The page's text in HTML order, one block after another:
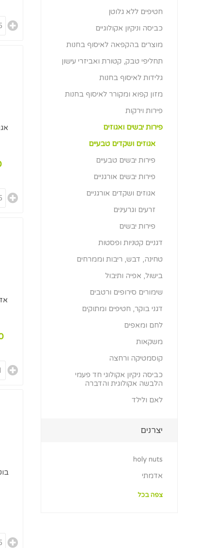
חטיפים ללא גלוטן
כביסה וניקיון אקולוגיים
מוצרים בהקפאה לאיסוף בחנות
תחליפי טבק, קטורת ואביזרי עישון
גלידות לאיסוף בחנות
מזון קפוא ומקורר לאיסוף בחנות
פירות וירקות
פירות יבשים ואגוזים
אגוזים ושקדים טבעיים
פירות יבשים טבעיים
פירות יבשים אורגניים
אגוזים ושקדים אורגניים
זרעים וגרעינים
פירות יבשים
דגניים קטניות ופסטות
טחינה, דבש, ריבות וממרחים
בישול, אפיה ותיבול
שימורים סירופים ורטבים
דגני בוקר, חטיפים ומתוקים
לחם ומאפים
משקאות
קוסמטיקה ורחצה
כביסה ניקיון אקולוגי חד פעמי
הלבשה אקולוגית והדברה
לאם ולילד
יצרנים
holy nuts
אדמתי
צפה בכל